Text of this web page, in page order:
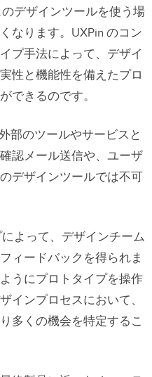
デザインツールを使う場
なります。UXPin のコン
プ手法によって、デザイ
性と機能性を備えたプロ
できるのです。
部のツールやサービスと
認メール送信や、ユーザ
デザインツールでは不可
よって、デザインチーム
ィードバックを得られま
うにプロトタイプを操作
インプロセスにおいて、
多くの機会を特定するこ